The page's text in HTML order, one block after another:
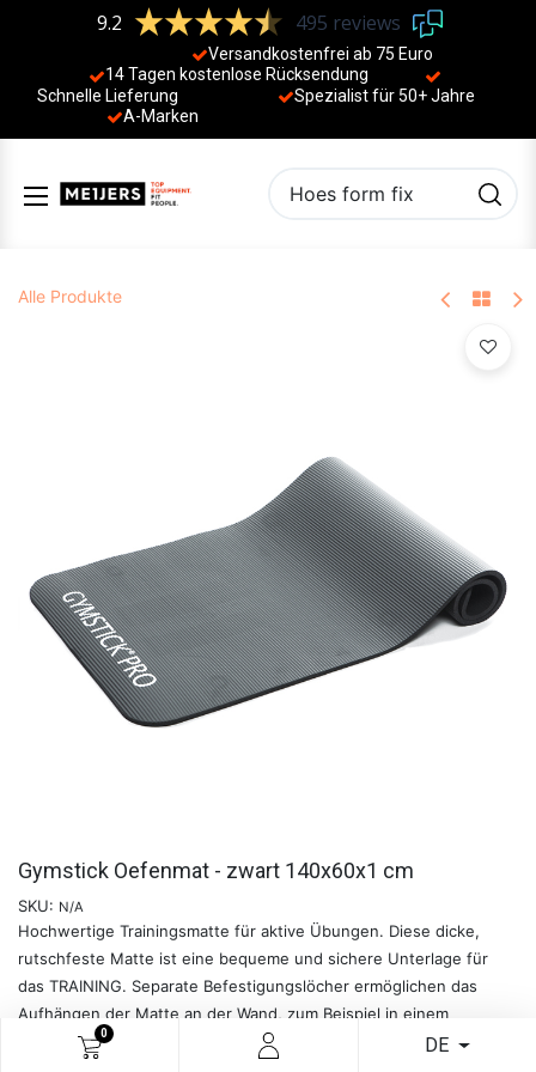
0
DE
9.2 495 reviews
Versandkostenfrei ab 75 Euro
14 Tagen kostenlose Rücksendung
Schnelle Lieferung
Spezialist für 50+ Jahre
A-Marken
Alle Produkte
Gymstick Oefenmat - zwart 140x60x1 cm
SKU: N/A
Hochwertige Trainingsmatte für aktive Übungen. Diese dicke,
rutschfeste Matte ist eine bequeme und sichere Unterlage für
das TRAINING. Separate Befestigungslöcher ermöglichen das
Aufhängen der Matte an der Wand, zum Beispiel in einem
Fitnessstudio. Die Matte ist aus umweltfreundlichem NBR-Material